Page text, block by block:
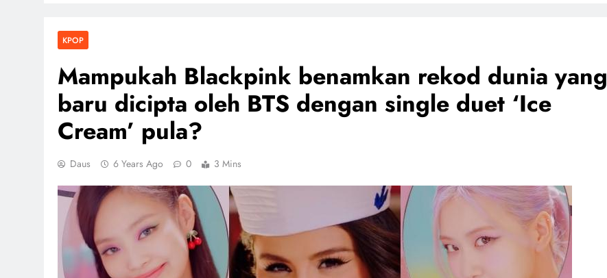
KPOP
Mampukah Blackpink benamkan rekod dunia yang
baru dicipta oleh BTS dengan single duet ‘Ice
Cream’ pula?
Daus 6 Years Ago 0 3 Mins